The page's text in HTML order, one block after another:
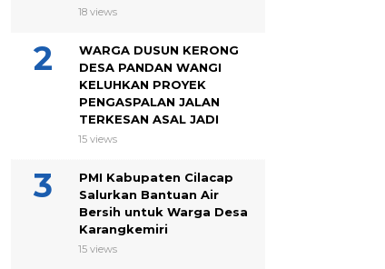
18 views
WARGA DUSUN KERONG
DESA PANDAN WANGI
KELUHKAN PROYEK
PENGASPALAN JALAN
TERKESAN ASAL JADI
15 views
PMI Kabupaten Cilacap
Salurkan Bantuan Air
Bersih untuk Warga Desa
Karangkemiri
15 views